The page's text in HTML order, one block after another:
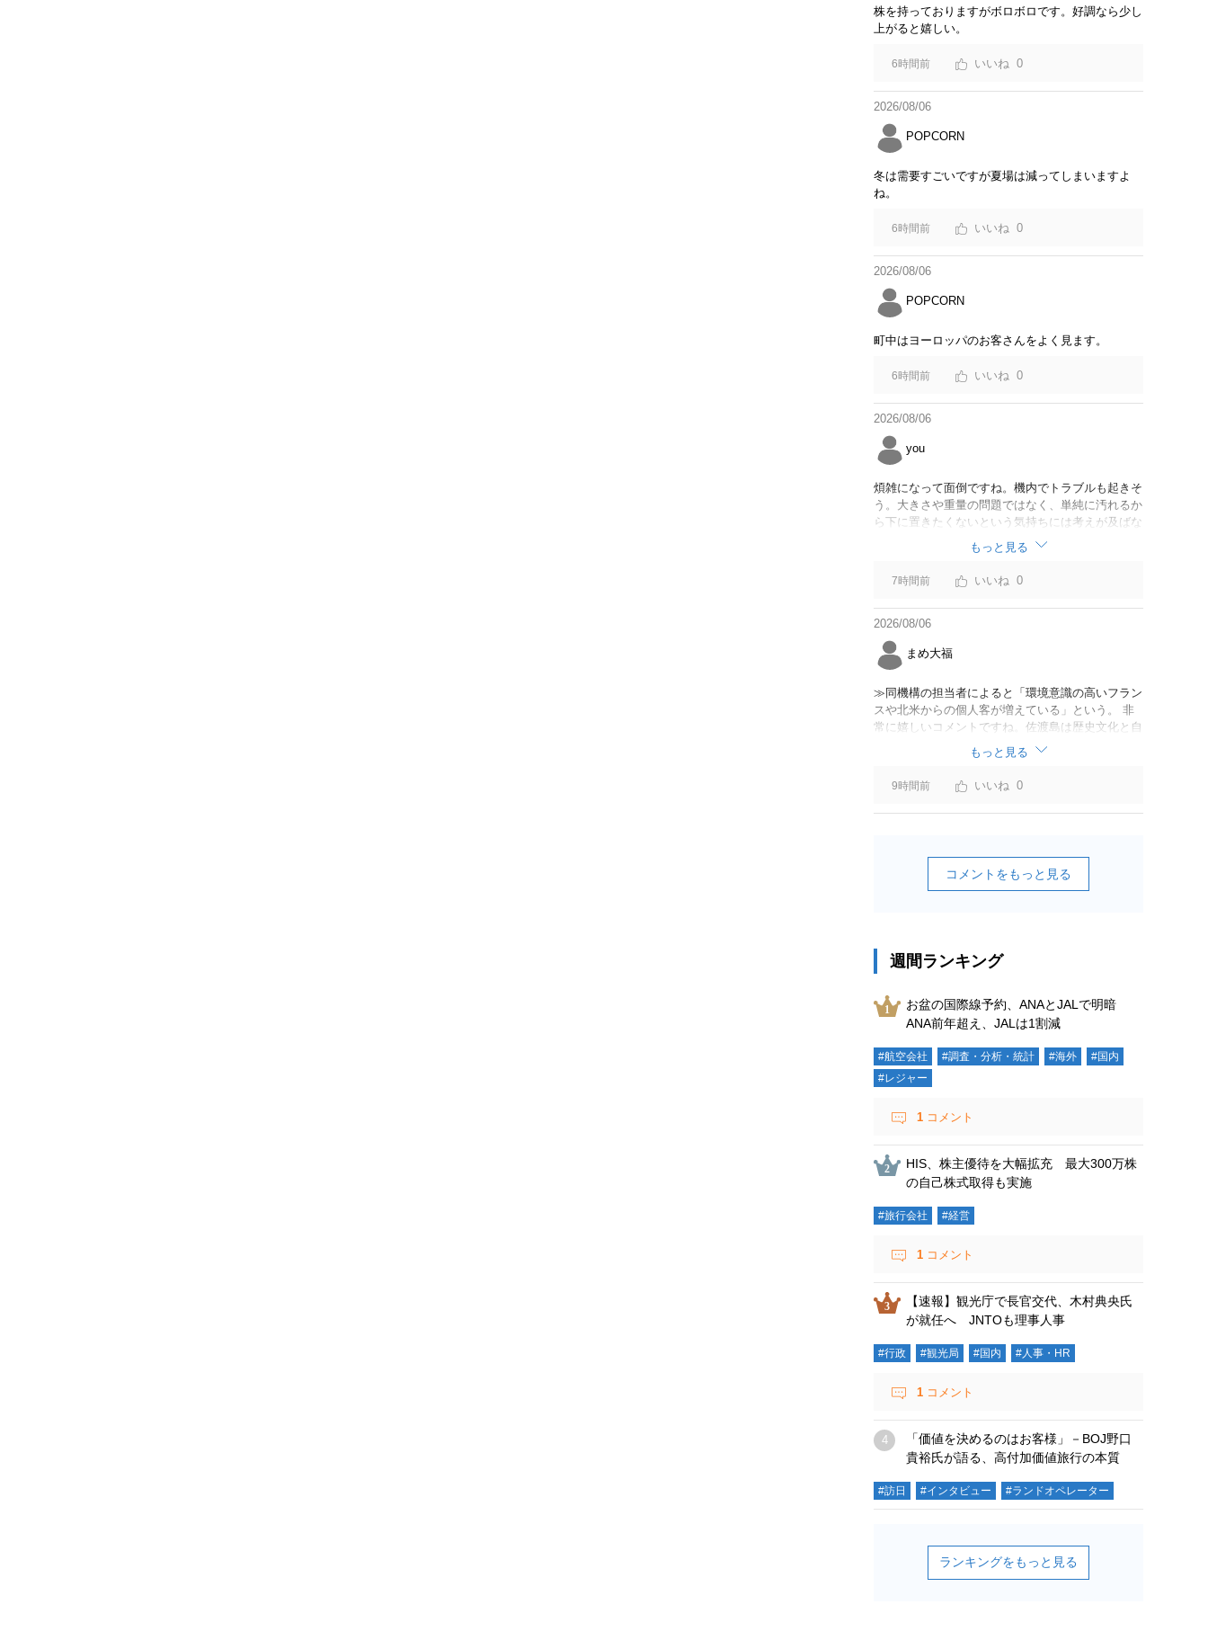
株を持っておりますがボロボロです。好調なら少し
上がると嬉しい。
6時間前 0
2026/08/06
POPCORN
冬は需要すごいですが夏場は減ってしまいますよ
ね。
6時間前 0
2026/08/06
POPCORN
町中はヨーロッパのお客さんをよく見ます。
6時間前 0
2026/08/06
you
煩雑になって面倒ですね。機内でトラブルも起きそ
う。大きさや重量の問題ではなく、単純に汚れるか
ら下に置きたくないという気持ちには考えが及ばな
かったのでしょうかね。いっそ、荷物棚を撤去した
座席を作って、座席指定も荷物も含んだプランとす
べて無しで格安プランで分けてもらった方がシンプ
ルで分かりやすいかも。どんどん料金が細分化され
て面倒です。
もっと見る
7時間前 0
2026/08/06
まめ大福
≫同機構の担当者によると「環境意識の高いフラン
スや北米からの個人客が増えている」という。 非
常に嬉しいコメントですね。佐渡島は歴史文化と自
然が相まっての土地となっているので、個人的には
環境意識の低い人は来ないでほしいです。「金がと
れるんじゃないか」と勝手に穴掘ったりしそうな国
の人は来ないでほしいですね。
もっと見る
9時間前 0
コメントをもっと見る
週間ランキング
お盆の国際線予約、ANAとJALで明暗
ANA前年超え、JALは1割減
#航空会社 #調査・分析・統計 #海外
#国内
#レジャー
1 コメント
HIS、株主優待を大幅拡充 最大300万株
の自己株式取得も実施
#旅行会社 #経営
1 コメント
【速報】観光庁で長官交代、木村典央氏
が就任へ JNTOも理事人事
#行政 #観光局 #国内 #人事・HR
1 コメント
「価値を決めるのはお客様」－BOJ野口
貴裕氏が語る、高付加価値旅行の本質
#訪日 #インタビュー #ランドオペレーター